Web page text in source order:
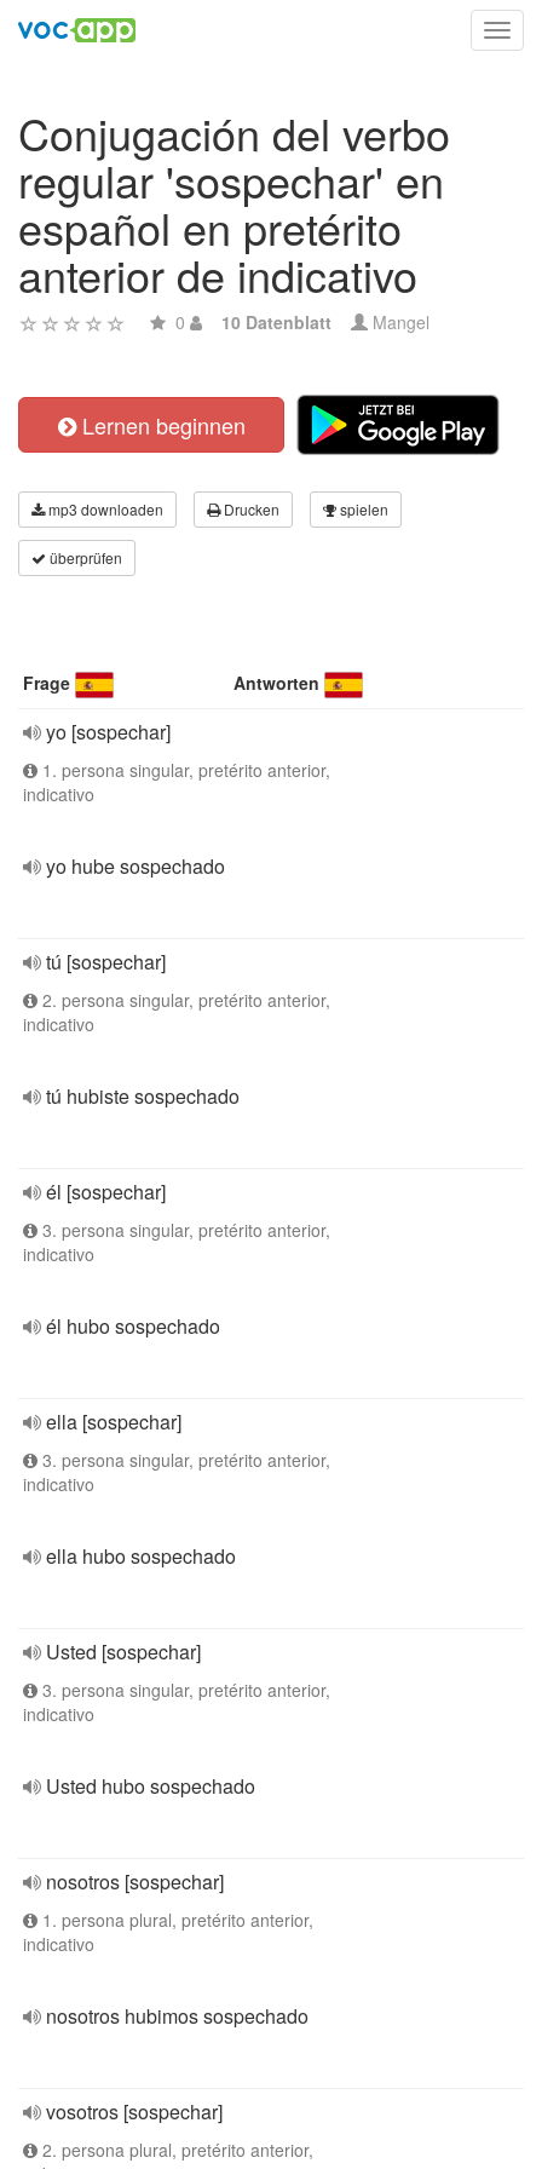
Conjugación del verbo
regular 'sospechar' en
español en pretérito
anterior de indicativo
0 10 Datenblatt Mangel
Lernen beginnen
mp3 downloaden Drucken spielen
überprüfen
Frage Antworten
yo [sospechar]
1. persona singular, pretérito anterior,
indicativo
yo hube sospechado
tú [sospechar]
2. persona singular, pretérito anterior,
indicativo
tú hubiste sospechado
él [sospechar]
3. persona singular, pretérito anterior,
indicativo
él hubo sospechado
ella [sospechar]
3. persona singular, pretérito anterior,
indicativo
ella hubo sospechado
Usted [sospechar]
3. persona singular, pretérito anterior,
indicativo
Usted hubo sospechado
nosotros [sospechar]
1. persona plural, pretérito anterior,
indicativo
nosotros hubimos sospechado
vosotros [sospechar]
2. persona plural, pretérito anterior,